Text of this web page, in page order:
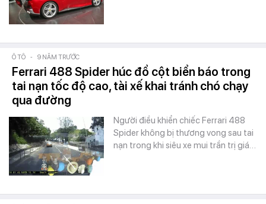
Ô TÔ - 9 NĂM TRƯỚC
Ferrari 488 Spider húc đổ cột biển báo trong
tai nạn tốc độ cao, tài xế khai tránh chó chạy
qua đường
Người điều khiển chiếc Ferrari 488
Spider không bị thương vong sau tai
nạn trong khi siêu xe mui trần trị giá…